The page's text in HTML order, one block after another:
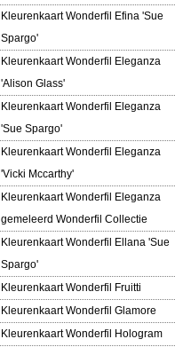
Kleurenkaart Wonderfil Efina 'Sue
Spargo'
Kleurenkaart Wonderfil Eleganza
'Alison Glass'
Kleurenkaart Wonderfil Eleganza
'Sue Spargo'
Kleurenkaart Wonderfil Eleganza
'Vicki Mccarthy'
Kleurenkaart Wonderfil Eleganza
gemeleerd Wonderfil Collectie
Kleurenkaart Wonderfil Ellana 'Sue
Spargo'
Kleurenkaart Wonderfil Fruitti
Kleurenkaart Wonderfil Glamore
Kleurenkaart Wonderfil Hologram